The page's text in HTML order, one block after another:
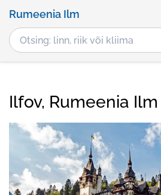
Rumeenia Ilm
Ilfov, Rumeenia Ilm